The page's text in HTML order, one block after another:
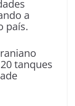
a
país.
tanques